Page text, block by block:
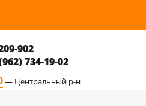
902
734-19-02
— Центральный р-н